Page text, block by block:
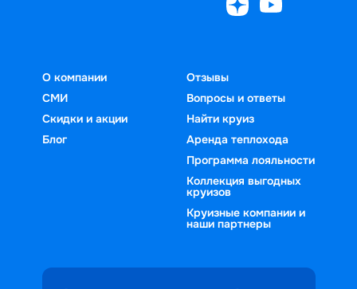
О компании
СМИ
Скидки и акции
Блог
Отзывы
Вопросы и ответы
Найти круиз
Аренда теплохода
Программа лояльности
Коллекция выгодных
круизов
Круизные компании и
наши партнеры